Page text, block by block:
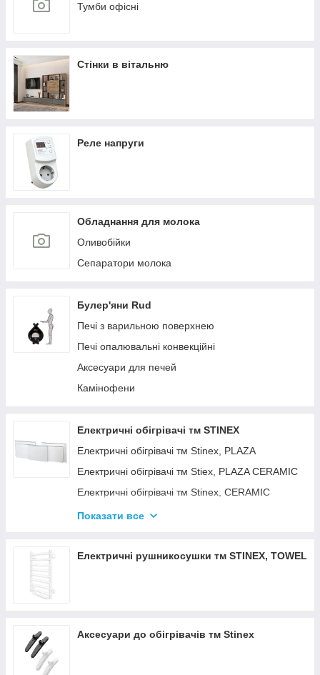
Тумби офісні
Стінки в вітальню
Реле напруги
Обладнання для молока
Оливобійки
Сепаратори молока
Булер'яни Rud
Печі з варильною поверхнею
Печі опалювальні конвекційні
Аксесуари для печей
Камінофени
Електричні обігрівачі тм STINEX
Електричні обігрівачі тм Stinex, PLAZA
Електричні обігрівачі тм Stiex, PLAZA CERAMIC
Електричні обігрівачі тм Stinex, CERAMIC
Електричні обігрівачі тм Stinex, COMBIE
Показати все
Електричні рушникосушки тм STINEX, TOWEL
Аксесуари до обігрівачів тм Stinex